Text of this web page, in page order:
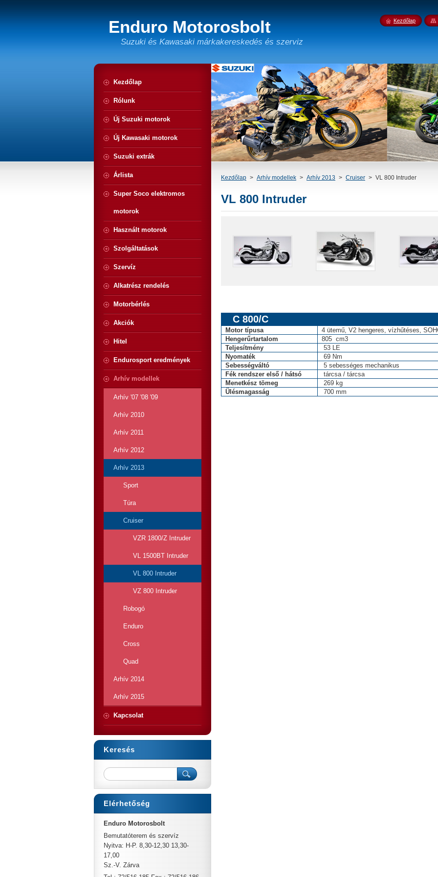
Enduro Motorosbolt
Suzuki és Kawasaki márkakereskedés és szerviz
Kezdőlap > Arhív modellek > Arhív 2013 > Cruiser > VL 800 Intruder
VL 800 Intruder
C 800/C
Motor típusa
4 ütemű, V2 hengeres, vízhűtéses,
Hengerűrtartalom
805 cm3
Teljesítmény
53 LE
Nyomaték
69 Nm
Sebességváltó
5 sebességes mechanikus
Fék rendszer első / hátsó
tárcsa / tárcsa
Menetkész tömeg
269 kg
Ülésmagasság
700 mm
Kezdőlap
Rólunk
Új Suzuki motorok
Új Kawasaki motorok
Suzuki extrák
Árlista
Super Soco elektromos
motorok
Használt motorok
Szolgáltatások
Szervíz
Alkatrész rendelés
Motorbérlés
Akciók
Hitel
Endurosport eredmények
Arhív modellek
Arhív '07 '08 '09
Arhív 2010
Arhív 2011
Arhív 2012
Arhív 2013
Sport
Túra
Cruiser
VZR 1800/Z Intruder
VL 1500BT Intruder
VL 800 Intruder
VZ 800 Intruder
Robogó
Enduro
Cross
Quad
Arhív 2014
Arhív 2015
Kapcsolat
Keresés
Elérhetőség
Enduro Motorosbolt
Bemutatóterem és szervíz
Nyitva: H-P. 8,30-12,30 13,30-
17,00
Sz.-V. Zárva
Kezdőlap